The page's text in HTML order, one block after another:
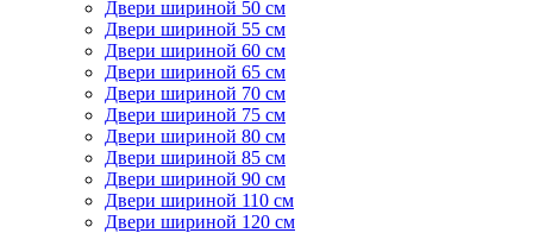
Двери шириной 50 см
Двери шириной 55 см
Двери шириной 60 см
Двери шириной 65 см
Двери шириной 70 см
Двери шириной 75 см
Двери шириной 80 см
Двери шириной 85 см
Двери шириной 90 см
Двери шириной 110 см
Двери шириной 120 см